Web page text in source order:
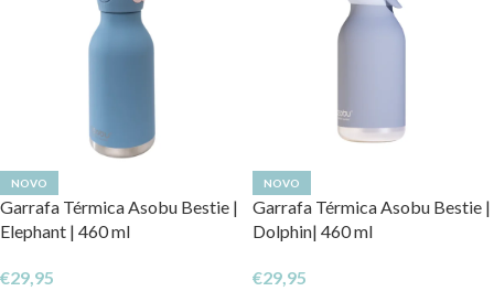
NOVO
Garrafa Térmica Asobu Bestie |
Elephant | 460 ml
€29,95
NOVO
Garrafa Térmica Asobu Bestie |
Dolphin| 460 ml
€29,95